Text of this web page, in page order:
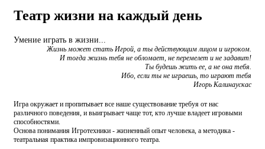
Театр жизни на каждый день
Умение играть в жизни...
Жизнь может стать Игрой, а ты действующим лицом и игроком.
И тогда жизнь тебя не обломает, не перемелет и не задавит!
Ты будешь жить ее, а не она тебя.
Ибо, если ты не играешь, то играют тебя
Игорь Калинаускас
Игра окружает и пропитывает все наше существование требуя от нас
различного поведения, и выигрывает чаще тот, кто лучше владеет игровыми
способностями.
Основа понимания Игротехники - жизненный опыт человека, а методика -
театральная практика импровизационного театра.